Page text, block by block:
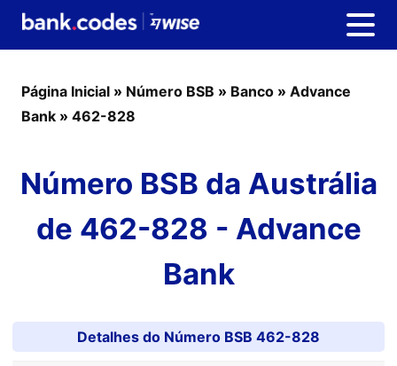
Página Inicial » Número BSB » Banco » Advance
Bank » 462-828
Número BSB da Austrália
de 462-828 - Advance
Bank
Detalhes do Número BSB 462-828